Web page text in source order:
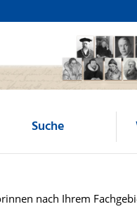
Suche
nach Ihrem